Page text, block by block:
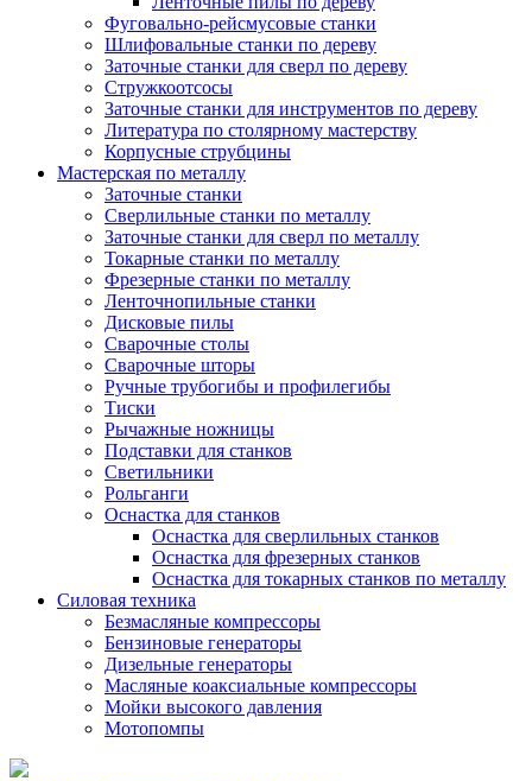
Фуговально-рейсмусовые станки
Шлифовальные станки по дереву
Заточные станки для сверл по дереву
Стружкоотсосы
Заточные станки для инструментов по дереву
Литература по столярному мастерству
Корпусные струбцины
Мастерская по металлу
Заточные станки
Сверлильные станки по металлу
Заточные станки для сверл по металлу
Токарные станки по металлу
Фрезерные станки по металлу
Ленточнопильные станки
Дисковые пилы
Сварочные столы
Сварочные шторы
Ручные трубогибы и профилегибы
Тиски
Рычажные ножницы
Подставки для станков
Светильники
Рольганги
Оснастка для станков
Оснастка для сверлильных станков
Оснастка для фрезерных станков
Оснастка для токарных станков по металлу
Силовая техника
Безмасляные компрессоры
Бензиновые генераторы
Дизельные генераторы
Масляные коаксиальные компрессоры
Мойки высокого давления
Мотопомпы